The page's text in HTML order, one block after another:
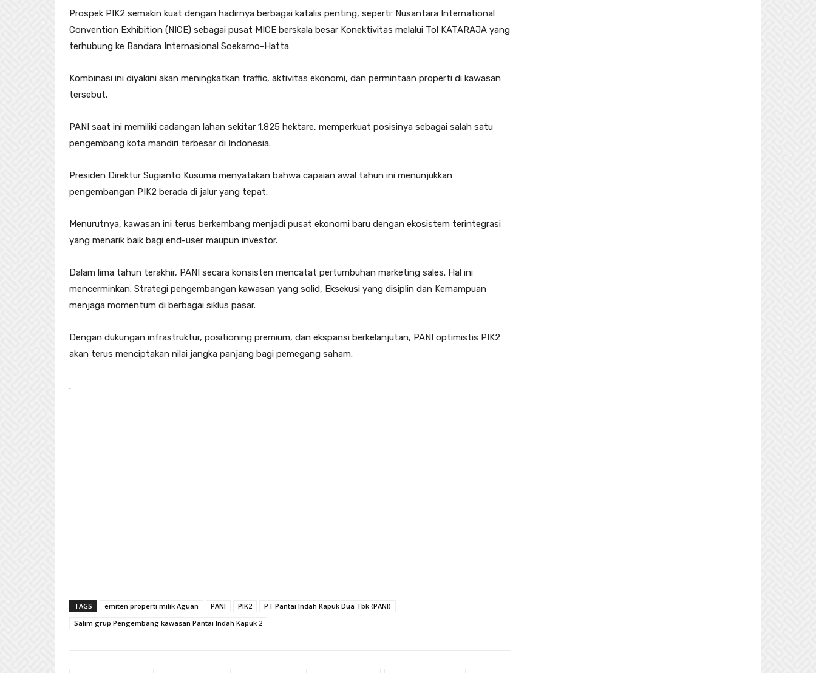
Prospek PIK2 semakin kuat dengan hadirnya berbagai katalis penting, seperti: Nusantara International
Convention Exhibition (NICE) sebagai pusat MICE berskala besar Konektivitas melalui Tol KATARAJA yang
terhubung ke Bandara Internasional Soekarno-Hatta
Kombinasi ini diyakini akan meningkatkan traffic, aktivitas ekonomi, dan permintaan properti di kawasan
tersebut.
PANI saat ini memiliki cadangan lahan sekitar 1.825 hektare, memperkuat posisinya sebagai salah satu
pengembang kota mandiri terbesar di Indonesia.
Presiden Direktur Sugianto Kusuma menyatakan bahwa capaian awal tahun ini menunjukkan
pengembangan PIK2 berada di jalur yang tepat.
Menurutnya, kawasan ini terus berkembang menjadi pusat ekonomi baru dengan ekosistem terintegrasi
yang menarik baik bagi end-user maupun investor.
Dalam lima tahun terakhir, PANI secara konsisten mencatat pertumbuhan marketing sales. Hal ini
mencerminkan: Strategi pengembangan kawasan yang solid, Eksekusi yang disiplin dan Kemampuan
menjaga momentum di berbagai siklus pasar.
Dengan dukungan infrastruktur, positioning premium, dan ekspansi berkelanjutan, PANI optimistis PIK2
akan terus menciptakan nilai jangka panjang bagi pemegang saham.
.
TAGS emiten properti milik Aguan PANI PIK2
PT Pantai Indah Kapuk Dua Tbk (PANI)
Salim grup Pengembang kawasan Pantai Indah Kapuk 2